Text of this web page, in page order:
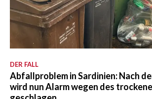
DER FALL
Abfallproblem in Sardinien: Nach
wird nun Alarm wegen des